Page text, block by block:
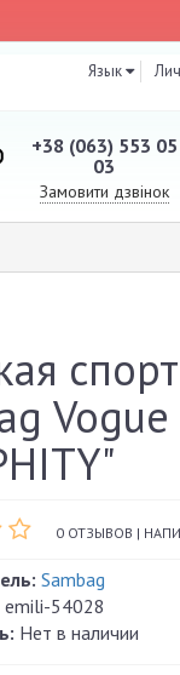
Язык
+38 (063) 553 05
03
Замовити дзвінок
0 ОТЗЫВОВ |
Sambag
emili-54028
Нет в наличии